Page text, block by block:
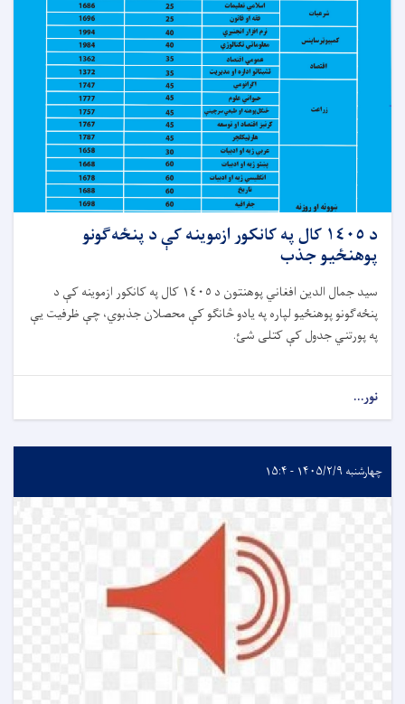
د ١٤٠٥ کال په کانکور ازموينه کې د پنځه‌گونو
پوهنځيو جذب
سيد جمال الدين افغاني پوهنتون د ١٤٠٥ کال په کانکور ازموينه کې د
پنځه‌گونو پوهنځيو لپاره په یادو څانگو کې محصلان جذبوي، چې ظرفيت يې
په پورتني جدول کې کتلی شئ.
نور...
چهارشنبه ۱۴۰۵/۲/۹ - ۱۵:۴